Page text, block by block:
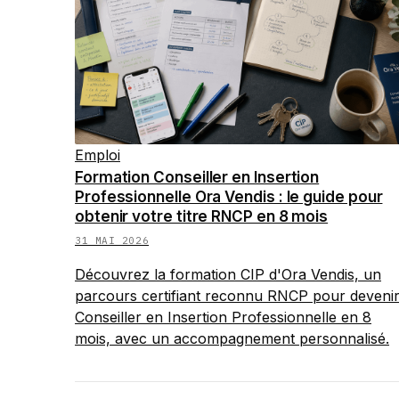
Emploi
Formation Conseiller en Insertion
Professionnelle Ora Vendis : le guide pour
obtenir votre titre RNCP en 8 mois
31 MAI 2026
Découvrez la formation CIP d'Ora Vendis, un
parcours certifiant reconnu RNCP pour devenir
Conseiller en Insertion Professionnelle en 8
mois, avec un accompagnement personnalisé.